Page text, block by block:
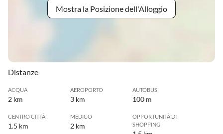
Mostra la Posizione dell'Alloggio
Distanze
ACQUA
2 km
AEROPORTO
3 km
AUTOBUS
100 m
CENTRO CITTÀ
1.5 km
MEDICO
2 km
OPPORTUNITÀ DI
SHOPPING